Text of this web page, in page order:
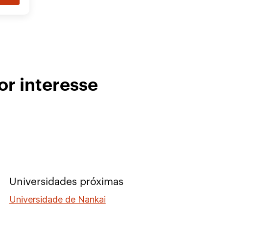
interesse
Universidades próximas
Universidade de Nankai